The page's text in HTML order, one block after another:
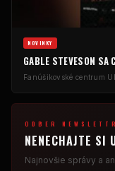
NOVINKY
GABLE STEVESON SA
Fanúšikovské centrum
ODBER
NENECHAJTE SI
Najnovšie správy a